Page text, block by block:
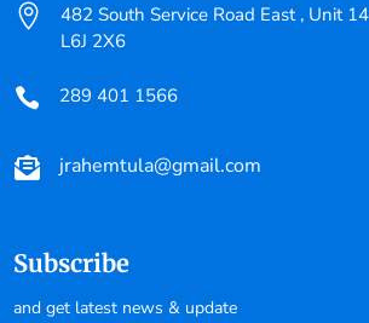

482 South Service Road East , Unit
L6J 2X6
 289 401 1566
 jrahemtula@gmail.com
Subscribe
and get latest news & update